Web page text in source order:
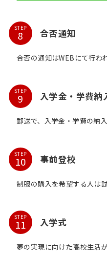
STEP 合否通知
合否の通知はWEBにて行わ
STEP 入学金・学費納
郵送で、入学金・学費の納
STEP 事前登校
制服の購入を希望する人は
STEP 入学式
夢の実現に向けた高校生活